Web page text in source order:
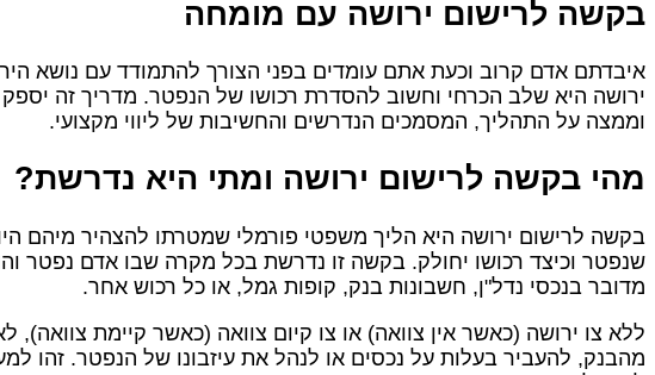
בקשה לרישום ירושה עם מומחה
איבדתם אדם קרוב וכעת אתם עומדים בפני הצורך להתמודד עם נושא
ירושה היא שלב הכרחי וחשוב להסדרת רכושו של הנפטר. מדריך זה
וממצה על התהליך, המסמכים הנדרשים והחשיבות של ליווי מקצועי.
מהי בקשה לרישום ירושה ומתי היא נדרשת?
בקשה לרישום ירושה היא הליך משפטי פורמלי שמטרתו להצהיר מיהם
שנפטר וכיצד רכושו יחולק. בקשה זו נדרשת בכל מקרה שבו אדם נפטר
מדובר בנכסי נדל"ן, חשבונות בנק, קופות גמל, או כל רכוש אחר.
ללא צו ירושה (כאשר אין צוואה) או צו קיום צוואה (כאשר קיימת צוואה),
מהבנק, להעביר בעלות על נכסים או לנהל את עיזבונו של הנפטר. זהו